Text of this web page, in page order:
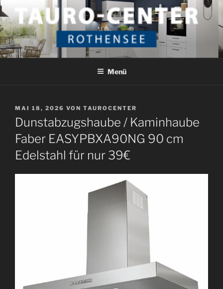
Zum
Inhalt
springen
TAURO CENTER ROTHENSEE
Das etwas andere Küchenstudio
Menü
VERÖFFENTLICHT
AM
MAI 18, 2026 VON TAUROCENTER
Dunstabzugshaube / Kaminhaube
Faber EASYPBXA90NG 90 cm
Edelstahl für nur 39€